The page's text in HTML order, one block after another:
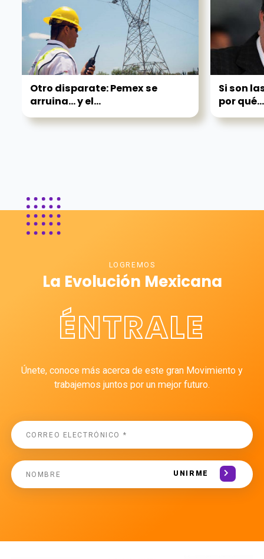
Otro disparate: Pemex se
arruina... y el...
Si son
por qué...
LOGREMOS
La Evolución Mexicana
ÉNTRALE
Únete, conoce más acerca de este gran Movimiento y
trabajemos juntos por un mejor futuro.
UNIRME